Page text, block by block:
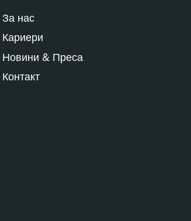
За нас
Кариери
Новини & Преса
Контакт